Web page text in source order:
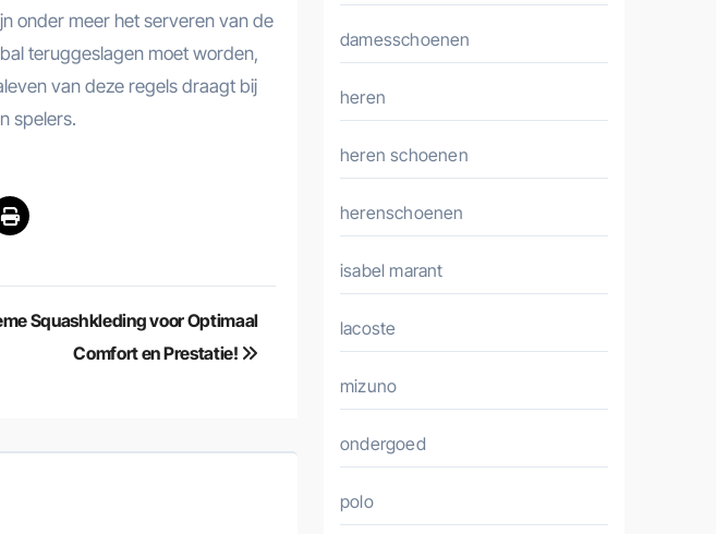
onder meer het serveren van de
teruggeslagen moet worden,
van deze regels draagt bij
spelers.
Squashkleding voor Optimaal
Comfort en Prestatie!
damesschoenen
heren
heren schoenen
herenschoenen
isabel marant
lacoste
mizuno
ondergoed
polo